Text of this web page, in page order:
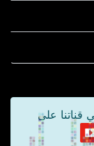
قناتنا على